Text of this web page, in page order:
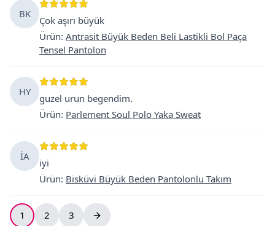
BK
Çok aşırı büyük
Ürün: Antrasit Büyük Beden Beli Lastikli Bol Paça
Tensel Pantolon
HY
guzel urun begendim.
Ürün: Parlement Soul Polo Yaka Sweat
İA
iyi
Ürün: Bisküvi Büyük Beden Pantolonlu Takım
1 2 3